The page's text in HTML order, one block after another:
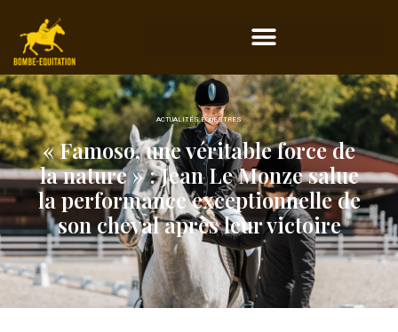
ACTUALITÉS ÉQUESTRES
« Famoso, une véritable force de
la nature » : Jean Le Monze salue
la performance exceptionnelle de
son cheval après leur victoire